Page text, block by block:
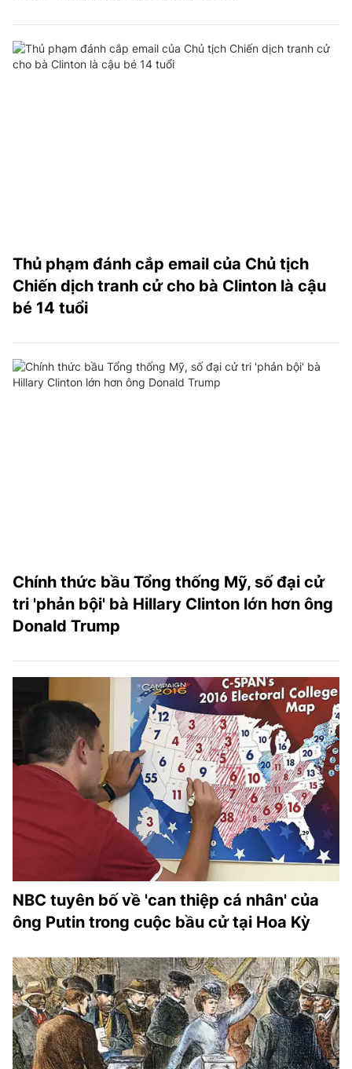
Thủ phạm đánh cắp email của Chủ tịch
Chiến dịch tranh cử cho bà Clinton là cậu
bé 14 tuổi
Chính thức bầu Tổng thống Mỹ, số đại cử
tri 'phản bội' bà Hillary Clinton lớn hơn ông
Donald Trump
NBC tuyên bố về 'can thiệp cá nhân' của
ông Putin trong cuộc bầu cử tại Hoa Kỳ